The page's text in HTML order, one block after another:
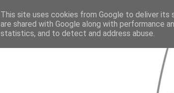
This site uses cookies from Google to deliver its
are shared with Google along with performance
statistics, and to detect and address abuse.